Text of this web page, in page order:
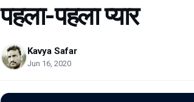
पहला-पहला प्यार
Kavya Safar
Jun 16, 2020